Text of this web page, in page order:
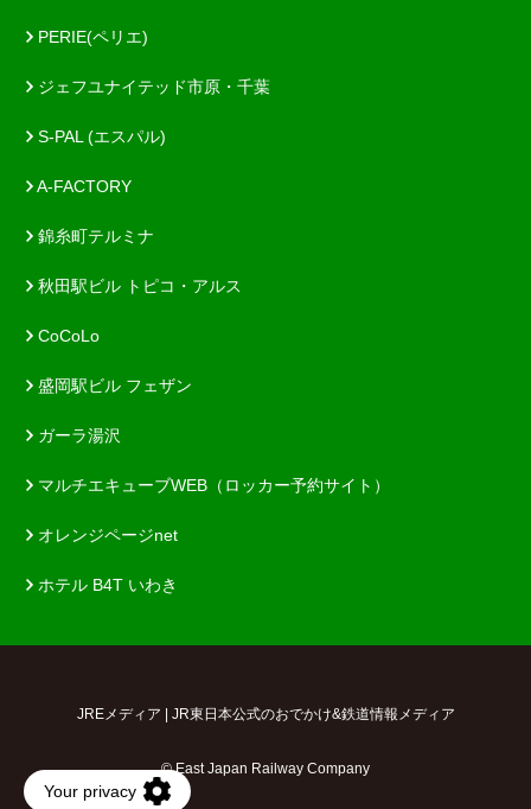
PERIE(ペリエ)
ジェフユナイテッド市原・千葉
S-PAL (エスパル)
A-FACTORY
錦糸町テルミナ
秋田駅ビル トピコ・アルス
CoCoLo
盛岡駅ビル フェザン
ガーラ湯沢
マルチエキューブWEB（ロッカー予約サイト）
オレンジページnet
ホテル B4T いわき
JREメディア | JR東日本公式のおでかけ&鉄道情報メディア
© East Japan Railway Company